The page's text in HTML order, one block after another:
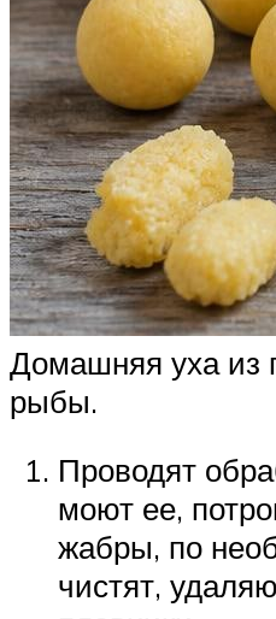
Домашняя уха из
рыбы.
Проводят
моют ее,
жабры, по
чистят,